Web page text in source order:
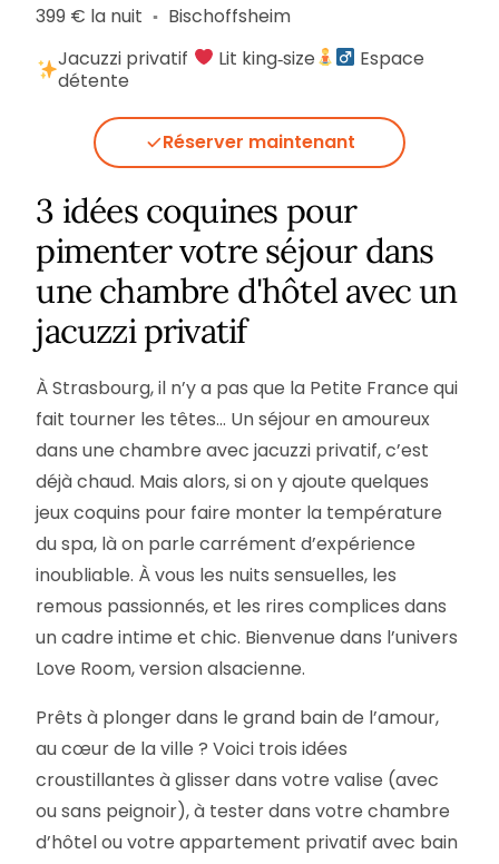
399 € la nuit ▪︎ Bischoffsheim
Jacuzzi privatif
Lit king‑size
Espace
détente
Réserver maintenant
3 idées coquines pour
pimenter votre séjour dans
une chambre d'hôtel avec un
jacuzzi privatif
À Strasbourg, il n’y a pas que la Petite France qui
fait tourner les têtes… Un séjour en amoureux
dans une chambre avec jacuzzi privatif, c’est
déjà chaud. Mais alors, si on y ajoute quelques
jeux coquins pour faire monter la température
du spa, là on parle carrément d’expérience
inoubliable. À vous les nuits sensuelles, les
remous passionnés, et les rires complices dans
un cadre intime et chic. Bienvenue dans l’univers
Love Room, version alsacienne.
Prêts à plonger dans le grand bain de l’amour,
au cœur de la ville ? Voici trois idées
croustillantes à glisser dans votre valise (avec
ou sans peignoir), à tester dans votre chambre
d’hôtel ou votre appartement privatif avec bain